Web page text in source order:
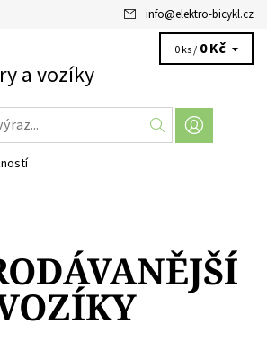
info@elektro-bicykl.cz
a vozíky
0 ks / 0 Kč